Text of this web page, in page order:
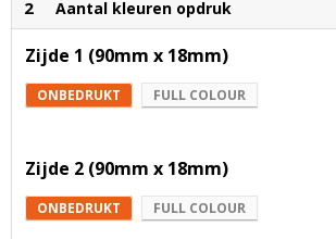
2 Aantal kleuren opdruk
Zijde 1 (90mm x 18mm)
ONBEDRUKT FULL COLOUR
Zijde 2 (90mm x 18mm)
ONBEDRUKT FULL COLOUR